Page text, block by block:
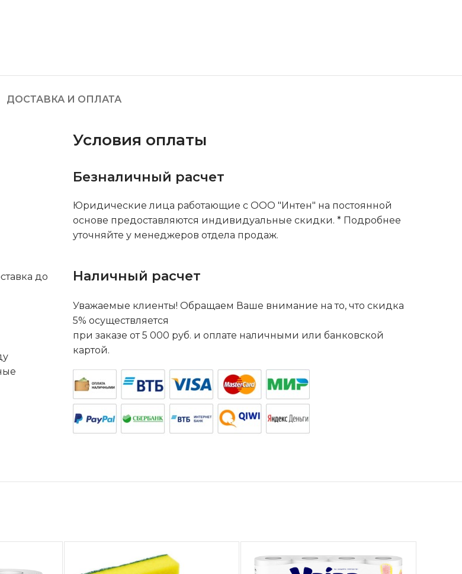
ДОСТАВКА И ОПЛАТА
до
Условия оплаты
Безналичный расчет
Юридические лица работающие с ООО "Интен" на постоянной
основе предоставляются индивидуальные скидки. * Подробнее
уточняйте у менеджеров отдела продаж.
Наличный расчет
Уважаемые клиенты! Обращаем Ваше внимание на то, что скидка
5% осуществляется
при заказе от 5 000 руб. и оплате наличными или банковской
картой.